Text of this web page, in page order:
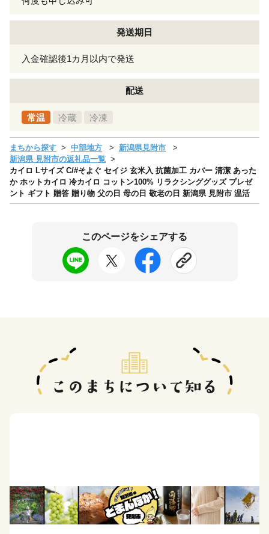
発送期日
入金確認後1カ月以内で発送
配送
常温 冷蔵 冷凍
まちから探す 中部地方
新潟県見附市
新潟県 見附市の返礼品一覧
カイロ Lサイズ C/#そよぐ セイジ 玄米入 抗菌加工 カバー 清潔 あった
か ホットカイロ 冷カイロ コットン100% リラクシンググッズ プレゼ
ント ギフト 贈答 贈り物 父の日 母の日 敬老の日 新潟県 見附市 温活
このページをシェアする